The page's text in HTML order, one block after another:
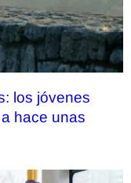
los jóvenes
hace unas